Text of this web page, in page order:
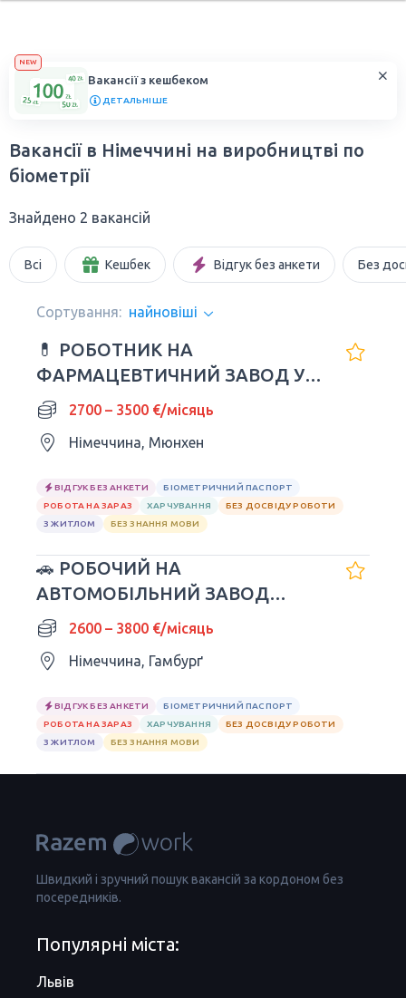
NEW
Вакансії з кешбеком
ДЕТАЛЬНІШЕ
Вакансії в Німеччині на виробництві по
біометрії
Знайдено 2 вакансій
Всі Кешбек Відгук без анкети Без
Сортування: найновіші
💊 РОБОТНИК НА
ФАРМАЦЕВТИЧНИЙ ЗАВОД У
НІМЕЧЧИНІ
2700 – 3500 €/місяць
Німеччина, Мюнхен
ВІДГУК БЕЗ АНКЕТИ
БІОМЕТРИЧНИЙ ПАСПОРТ
РОБОТА НА ЗАРАЗ
ХАРЧУВАННЯ
БЕЗ ДОСВІДУ РОБОТИ
З ЖИТЛОМ
БЕЗ ЗНАННЯ МОВИ
🚗 РОБОЧИЙ НА
АВТОМОБІЛЬНИЙ ЗАВОД
VOLKSWAGEN
2600 – 3800 €/місяць
Німеччина, Гамбурґ
ВІДГУК БЕЗ АНКЕТИ
БІОМЕТРИЧНИЙ ПАСПОРТ
РОБОТА НА ЗАРАЗ
ХАРЧУВАННЯ
БЕЗ ДОСВІДУ РОБОТИ
З ЖИТЛОМ
БЕЗ ЗНАННЯ МОВИ
Швидкий і зручний пошук вакансій за кордоном без
посередників.
Популярні міста:
Львів